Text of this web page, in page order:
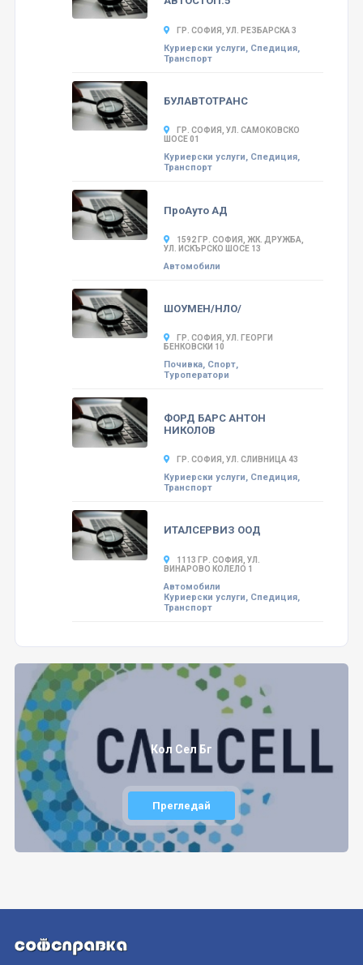
ГР. СОФИЯ, УЛ. РЕЗБАРСКА 3
Куриерски услуги, Спедиция,
Транспорт
БУЛАВТОТРАНС
ГР. СОФИЯ, УЛ. САМОКОВСКО
ШОСЕ 01
Куриерски услуги, Спедиция,
Транспорт
ПроАуто АД
1592 ГР. СОФИЯ, ЖК. ДРУЖБА,
УЛ. ИСКЪРСКО ШОСЕ 13
Автомобили
ШОУМЕН/НЛО/
ГР. СОФИЯ, УЛ. ГЕОРГИ
БЕНКОВСКИ 10
Почивка, Спорт,
Туроператори
ФОРД БАРС АНТОН
НИКОЛОВ
ГР. СОФИЯ, УЛ. СЛИВНИЦА 43
Куриерски услуги, Спедиция,
Транспорт
ИТАЛСЕРВИЗ ООД
1113 ГР. СОФИЯ, УЛ.
ВИНАРОВО КОЛЕЛО 1
Автомобили
Куриерски услуги, Спедиция,
Транспорт
Кол Сел Бг
Прегледай